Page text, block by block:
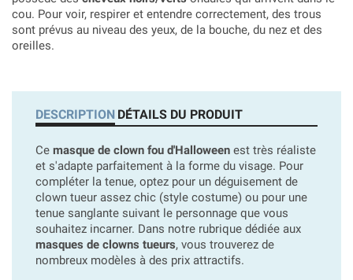
cou. Pour voir, respirer et entendre correctement, des trous
sont prévus au niveau des yeux, de la bouche, du nez et des
oreilles.
DESCRIPTION DÉTAILS DU PRODUIT
Ce masque de clown fou d'Halloween est très réaliste
et s'adapte parfaitement à la forme du visage. Pour
compléter la tenue, optez pour un déguisement de
clown tueur assez chic (style costume) ou pour une
tenue sanglante suivant le personnage que vous
souhaitez incarner. Dans notre rubrique dédiée aux
masques de clowns tueurs, vous trouverez de
nombreux modèles à des prix attractifs.